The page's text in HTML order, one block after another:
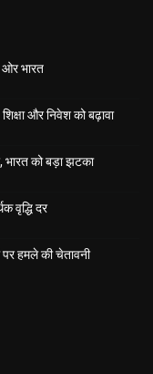
भारत
और निवेश को बढ़ावा
भारत को बड़ा झटका
वृद्धि दर
पर हमले की चेतावनी